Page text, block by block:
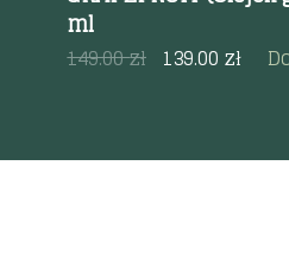
ml
149.00zł 139.00zł